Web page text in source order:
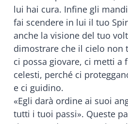
lui hai cura. Infine gli
fai scendere in lui il tuo
anche la visione del tuo
dimostrare che il cielo non
ci possa giovare, ci metti a
celesti, perché ci
e ci guidino.
«Egli darà ordine ai suoi
tutti i tuoi passi». Queste